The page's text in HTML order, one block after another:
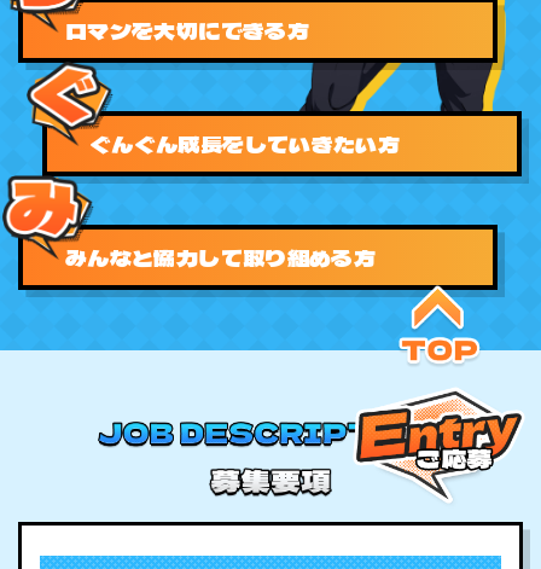
ロマンを大切にできる方
ぐんぐん成長をしていきたい方
みんなと協力して取り組める方